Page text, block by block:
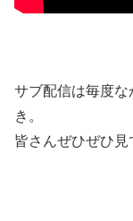
サブ配信は毎度
き。
皆さんぜひぜひ見